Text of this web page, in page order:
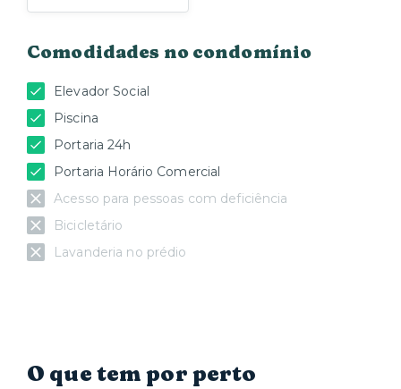
Comodidades no condomínio
Elevador Social
Piscina
Portaria 24h
Portaria Horário Comercial
Acesso para pessoas com deficiência
Bicicletário
Lavanderia no prédio
O que tem por perto